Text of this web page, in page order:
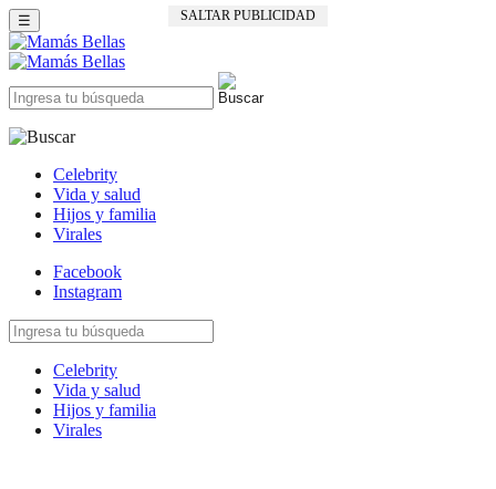
SALTAR PUBLICIDAD
☰
Celebrity
Vida y salud
Hijos y familia
Virales
Facebook
Instagram
Celebrity
Vida y salud
Hijos y familia
Virales